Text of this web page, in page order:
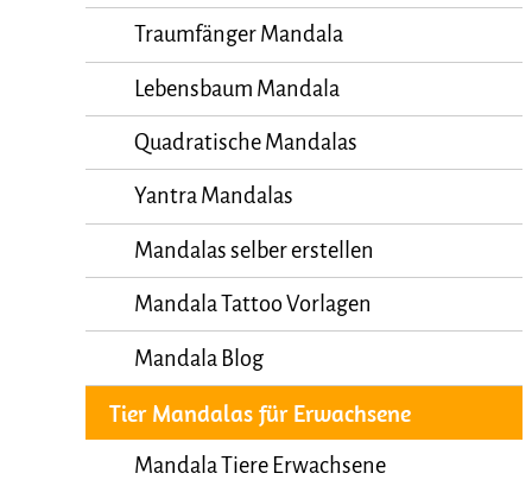
Traumfänger Mandala
Lebensbaum Mandala
Quadratische Mandalas
Yantra Mandalas
Mandalas selber erstellen
Mandala Tattoo Vorlagen
Mandala Blog
Tier Mandalas für Erwachsene
Mandala Tiere Erwachsene